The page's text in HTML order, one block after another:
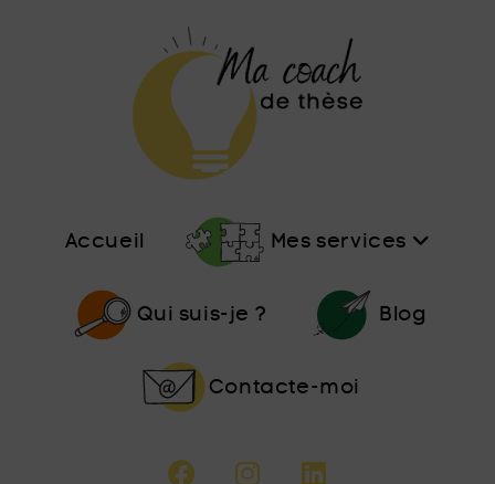
Accueil Mes services
Qui suis-je ? Blog
Contacte-moi